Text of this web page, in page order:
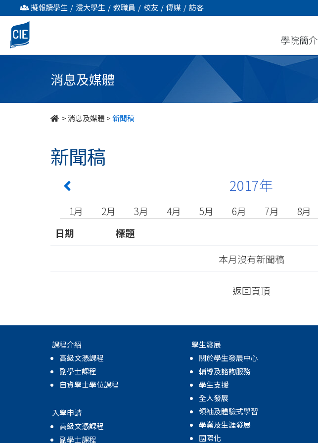
undefined
擬報讀學生 / 浸大學生 / 教職員 / 校友 / 傳媒 / 訪客
學院簡介
消息及媒體
>消息及媒體 >新聞稿
新聞稿
2017年
1月 2月 3月 4月 5月 6月 7月 8月
日期
標題
本月沒有新聞稿
返回頁頂
課程介紹
高級文憑課程
副學士課程
自資學士學位課程
入學申請
高級文憑課程
副學士課程
學生發展
關於學生發展中心
輔導及諮詢服務
學生支援
全人發展
領袖及體驗式學習
學業及生涯發展
國際化